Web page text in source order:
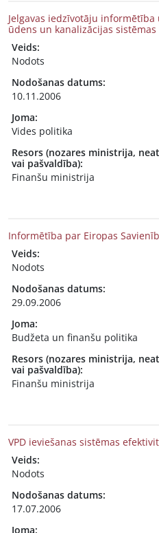
Jelgavas iedzīvotāju informētība
ūdens un kanalizācijas
Veids:
Nodots
Nodošanas datums:
10.11.2006
Joma:
Vides politika
Resors (nozares ministrija,
vai pašvaldība):
Finanšu ministrija
Informētība par Eiropas
Veids:
Nodots
Nodošanas datums:
29.09.2006
Joma:
Budžeta un finanšu politika
Resors (nozares ministrija,
vai pašvaldība):
Finanšu ministrija
VPD ieviešanas sistēmas
Veids:
Nodots
Nodošanas datums:
17.07.2006
Joma: